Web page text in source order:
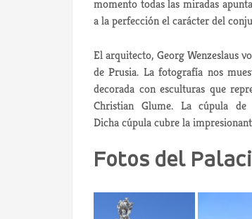
momento todas las miradas
a la perfección el carácter del
El arquitecto, Georg Wenzeslaus
de Prusia. La fotografía nos
decorada con esculturas que
Christian Glume. La cúpula
Dicha cúpula cubre la
Fotos del